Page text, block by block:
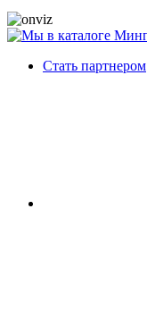
Стать партнером